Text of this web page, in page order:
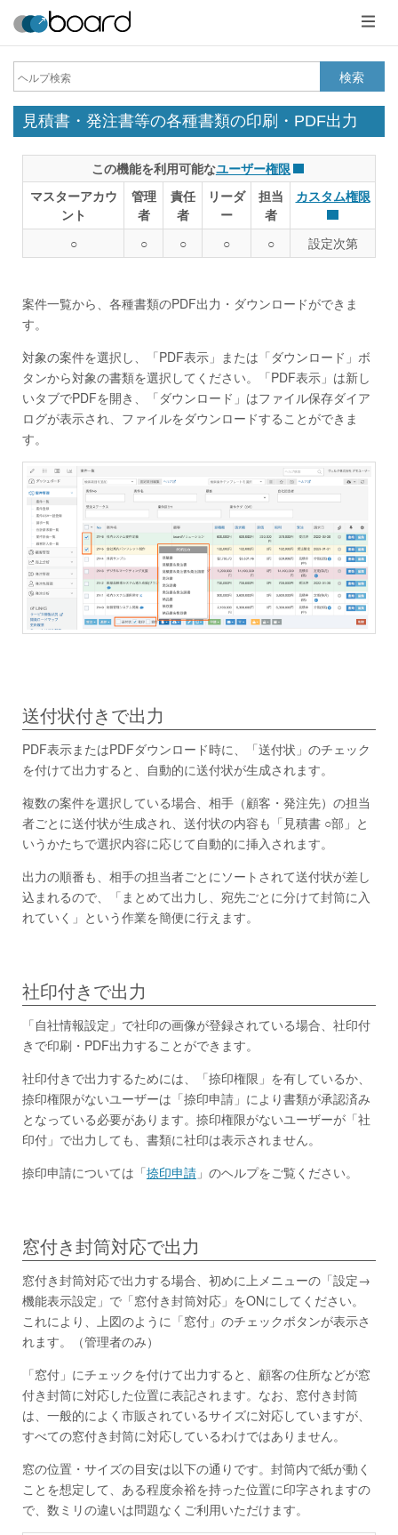
メ
ニ
ュ
ー
検索
見積書・発注書等の各種書類の印刷・PDF出力
この機能を利用可能なユーザー権限
マスターアカウ
ント
管理
者
責任
者
リーダ
ー
担当
者
カスタム権限
○ ○ ○ ○ ○ 設定次第
案件一覧から、各種書類のPDF出力・ダウンロードができま
す。
対象の案件を選択し、「PDF表示」または「ダウンロード」ボ
タンから対象の書類を選択してください。「PDF表示」は新し
いタブでPDFを開き、「ダウンロード」はファイル保存ダイア
ログが表示され、ファイルをダウンロードすることができま
す。
送付状付きで出力
PDF表示またはPDFダウンロード時に、「送付状」のチェック
を付けて出力すると、自動的に送付状が生成されます。
複数の案件を選択している場合、相手（顧客・発注先）の担当
者ごとに送付状が生成され、送付状の内容も「見積書 ○部」と
いうかたちで選択内容に応じて自動的に挿入されます。
出力の順番も、相手の担当者ごとにソートされて送付状が差し
込まれるので、「まとめて出力し、宛先ごとに分けて封筒に入
れていく」という作業を簡便に行えます。
社印付きで出力
「自社情報設定」で社印の画像が登録されている場合、社印付
きで印刷・PDF出力することができます。
社印付きで出力するためには、「捺印権限」を有しているか、
捺印権限がないユーザーは「捺印申請」により書類が承認済み
となっている必要があります。捺印権限がないユーザーが「社
印付」で出力しても、書類に社印は表示されません。
捺印申請については「捺印申請 」のヘルプをご覧ください。
窓付き封筒対応で出力
窓付き封筒対応で出力する場合、初めに上メニューの「設定→
機能表示設定」で「窓付き封筒対応」をONにしてください。
これにより、上図のように「窓付」のチェックボタンが表示さ
れます。（管理者のみ）
「窓付」にチェックを付けて出力すると、顧客の住所などが窓
付き封筒に対応した位置に表記されます。なお、窓付き封筒
は、一般的によく市販されているサイズに対応していますが、
すべての窓付き封筒に対応しているわけではありません。
窓の位置・サイズの目安は以下の通りです。封筒内で紙が動く
ことを想定して、ある程度余裕を持った位置に印字されますの
で、数ミリの違いは問題なくご利用いただけます。